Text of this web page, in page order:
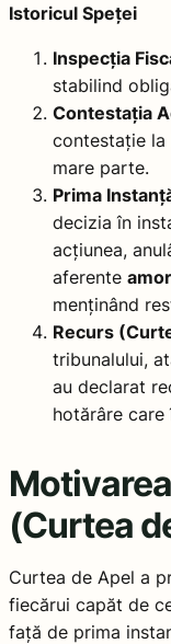
Istoricul Speței
Inspecția
stabilind
Contestația
contestație la
mare parte.
Prima
decizia în
acțiunea,
aferente
menținând
Recurs
tribunalului,
au declarat
hotărâre care
(Curtea
Curtea de Apel a
fiecărui capăt de
față de prima